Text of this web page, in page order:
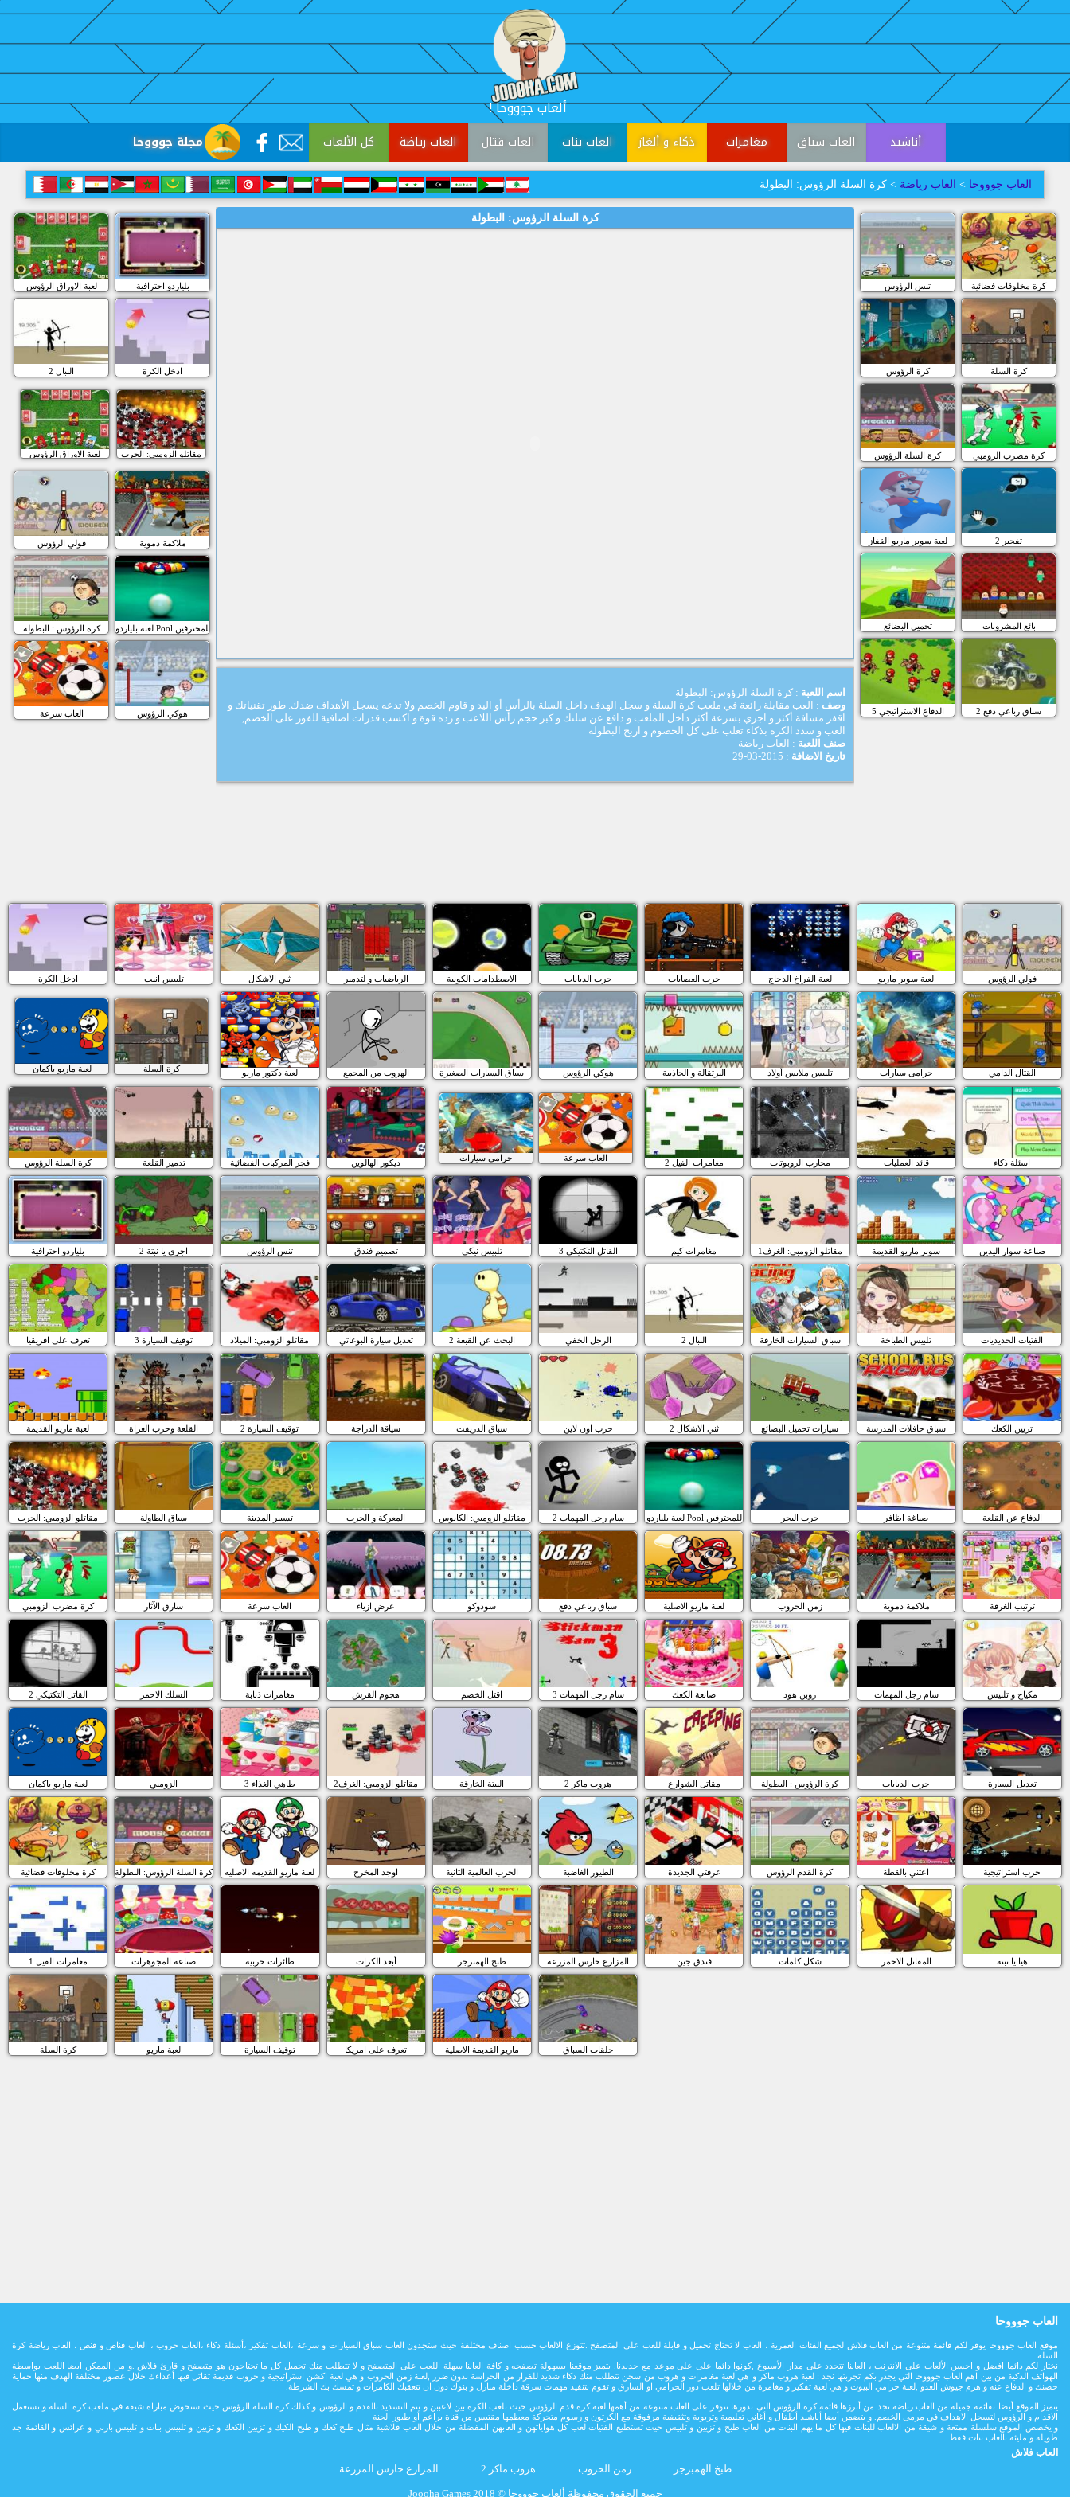
! ألعاب جوووحا
مجلة جوووحا كل الألعاب العاب رياضة العاب قتال العاب بنات ذكاء و ألغاز مغامرات العاب سباق أناشيد
العاب جوووحا > العاب رياضة > كرة السلة الرؤوس: البطولة
لعبة الاوراق الرؤوس بلياردو احترافية
النبال 2 ادخل الكرة
لعبة الاوراق الرؤوس مقاتلو الزومبي: الحرب
فولي الرؤوس ملاكمة دموية
كرة الرؤوس : البطولة لعبة بلياردو Pool للمحترفين
العاب سرعة هوكي الرؤوس
كرة السلة الرؤوس: البطولة
اسم اللعبة : كرة السلة الرؤوس: البطولة
وصف : العب مقابلة رائعة في ملعب كرة السلة و سجل الهدف داخل السلة بالرأس أو اليد و قاوم الخصم ولا تدعه يسجل اﻷهداف ضدك. طور تقنياتك و
اقفز مسافة أكثر و اجري بسرعة أكثر داخل الملعب و دافع عن سلتك و كبر حجم رأس اللاعب و زده قوة و اكسب قدرات اضافية للفوز على الخصم,
العب و سدد الكرة بذكاء تغلب على كل الخصوم و اربح البطولة
صنف اللعبة : العاب رياضة
تاريخ الاضافة : 2015-03-29
تنس الرؤوس كرة مخلوقات فضائية
كرة الرؤوس كرة السلة
كرة السلة الرؤوس كرة مضرب الزومبي
لعبة سوبر ماريو القفاز تفجير 2
تحميل البضائع بائع المشروبات
الدفاع الاستراتيجي 5 سباق رباعي دفع 2
ادخل الكرة تلبيس انيت ثني الاشكال الرياضيات و لتدمير الاصطدامات الكونية حرب الدبابات حرب العصابات لعبة الفراخ الدجاج لعبة سوبر ماريو فولي الرؤوس
لعبة ماريو باكمان كرة السلة لعبة دكتور ماريو الهروب من المجمع سباق السيارات الصغيرة هوكي الرؤوس البرتقالة و الجاذبية تلبيس ملابس أولاد حرامى سيارات القتال الدامي
كرة السلة الرؤوس تدمير القلعة فجر المركبات الفضائية ديكور الهالوين حرامى سيارات العاب سرعة مغامرات الفيل 2 محارب الروبوتات قائد العمليات اسئلة ذكاء
بلياردو احترافية اجري يا نبتة 2 تنس الرؤوس تصميم فندق تلبيس نيكي القاتل التكتيكي 3 مغامرات كيم مقاتلو الزومبي: الغرف1 سوبر ماريو القديمة صناعة سوار اليدين
تعرف على افريقيا 3 توقيف السيارة مقاتلو الزومبي: الميلاد تعديل سيارة البوغاتي البحث عن القبعة 2 الرجل الخفي النبال 2 سباق السيارات الخارقة تلبيس الطباخة الفتيات الحديديات
لعبة ماريو القديمة القلعة وحرب الغزاة توقيف السيارة 2 سياقة الدراجة سباق الدريفت حرب اون لاين ثني الاشكال 2 سيارات تحميل البضائع سباق حافلات المدرسة تزيين الكعك
مقاتلو الزومبي: الحرب سباق الطاولة تسيير المدينة المعركة و الحرب مقاتلو الزومبي: الكابوس سام رجل المهمات 2 لعبة بلياردو Pool للمحترفين حرب البحر صباغة اظافر الدفاع عن القلعة
كرة مضرب الزومبي سارق الآثار العاب سرعة عرض ازياء سودوكو سباق رباعي دفع لعبة ماريو الاصلية زمن الحروب ملاكمة دموية ترتيب الغرفة
القاتل التكتيكي 2 السلك الاحمر مغامرات ذبابة هجوم القرش اقتل الخصم سام رجل المهمات 3 صانعة الكعك روبن هود سام رجل المهمات مكياج و تلبيس
لعبة ماريو باكمان الزومبي طاهي الغذاء 3 مقاتلو الزومبي: الغرف2 النبتة الخارقة هروب ماكر 2 مقاتل الشوارع كرة الرؤوس : البطولة حرب الدبابات تعديل السيارة
كرة مخلوقات فضائية كرة السلة الرؤوس: البطولة لعبة ماريو القديمه الاصليه اوجد المخرج الحرب العالمية الثانية الطيور الغاضبة غرفتي الجديدة كرة القدم الرؤوس اعتني بالقطة حرب استراتيجية
مغامرات الفيل 1 صناعة المجوهرات طائرات حربية أبعد الكرات طبخ الهمبرجر المزارع حارس المزرعة فندق جين شكل كلمات المقاتل الاحمر هيا يا نبتة
كرة السلة لعبة ماريو توقيف السيارة تعرف على امريكا ماريو القديمة الاصلية حلقات السباق
العاب جوووحا
موقع العاب جوووحا يوفر لكم قائمة متنوعة من العاب فلاش لجميع الفئات العمرية ، العاب لا تحتاج تحميل و قابلة للعب على المتصفح .تتوزع الالعاب حسب اصناف مختلفة حيث ستجدون العاب سباق السيارات و سرعة ،العاب تفكير ،أسئلة ذكاء ،العاب حروب ، العاب قناص و قنص ، العاب رياضة كرة
السلة...
نختار لكم دائما افضل و احسن الألعاب على الانترنت ، العابنا تتجدد على مدار اﻷسبوع ,كونوا دائما على على موعد مع جديدنا. يتميز موقعنا بسهولة تصفحه و كافة العابنا سهلة اللعب على المتصفح و لا تتطلب منك تحميل كل ما تحتاجون هو متصفح و قارئ فلاش .و من الممكن ايضا اللعب بواسطة
الهواتف الذكية من بين اهم العاب جوووحا التي يجدر بكم تجربتها نجد : لعبة هروب ماكر و هي لعبة مغامرات و هروب من سجن تتطلب منك ذكاء شديد للفرار من الحراسة بدون ضرر ,لعبة زمن الحروب و هي لعبة اكشن استراتيجية و حروب قديمة تقاتل فيها أعداءك خلال عصور مختلفة الهدف منها حماية
حصنك و الدفاع عنه و هزم جيوش العدو ,لعبة حرامي البيوت و هي لعبة تفكير و مغامرة من خلالها تلعب دور الحرامي او السارق و تقوم بتنفيد مهمات سرقة داخلة منازل و بنوك دون ان تتعقبك الكامرات و تمسك بك الشرطة.
يتميز الموقع أيضا بقائمة جميلة من العاب رياضة نجد من أبرزها قائمة كرة الرؤوس التي بدورها تتوفر على العاب متنوعة من أهمها لعبة كرة قدم الرؤوس حيث تلعب الكرة بين لاعببن و يتم التسديد بالقدم و الرؤوس و كذلك كرة السلة الرؤوس حيث ستخوض مباراة شيقة في ملعب كرة السلة و تستعمل
الاقدام و الرؤوس لتسجل الاهداف في مرمى الخصم. و يتضمن أيضا أناشيد أطفال و أغاني تعليمية وتربوية وتثقيفية مرفوقة مع الكرتون و رسوم متحركة معظمها مقتبس من قناة براعم أو طيور الجنة
و يخصص الموقع سلسلة ممتعة و شيقة من الالعاب للبنات فيها كل ما يهم البنات من العاب طبخ و تزيين و تلبيس حيت تستطيع الفتيات لعب كل هواياتهن و العابهن المفضلة من خلال العاب فلاشية مثال طبخ كعك و طبخ الكيك و تزيين الكعك و تزيين و تلبيس بنات و تلبيس باربي و عرائس و القائمة جد
طويلة و مليئة بالعاب بنات فقط.
العاب فلاش
طبخ الهمبرجر
زمن الحروب هروب ماكر 2 المزارع حارس المزرعة
Joooha Games جميع الحقوق محفوظة ألعاب جوووحا © 2018